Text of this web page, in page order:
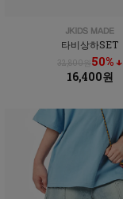
타비상하SET
32,800원50% ↓
16,400원